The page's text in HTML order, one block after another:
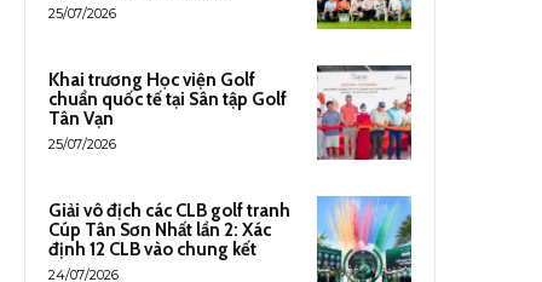
25/07/2026
Khai trương Học viện Golf
chuẩn quốc tế tại Sân tập Golf
Tân Vạn
25/07/2026
Giải vô địch các CLB golf tranh
Cúp Tân Sơn Nhất lần 2: Xác
định 12 CLB vào chung kết
24/07/2026